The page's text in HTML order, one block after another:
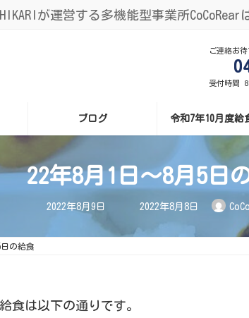
が運営する多機能型事業所CoCoRear
ご連絡お
受付時間
ブログ 令和7年10月度給
22年8月1日～8月5日
2022年8月9日
最
終
新
日
2022年8月8日
の給食
食は以下の通りです。